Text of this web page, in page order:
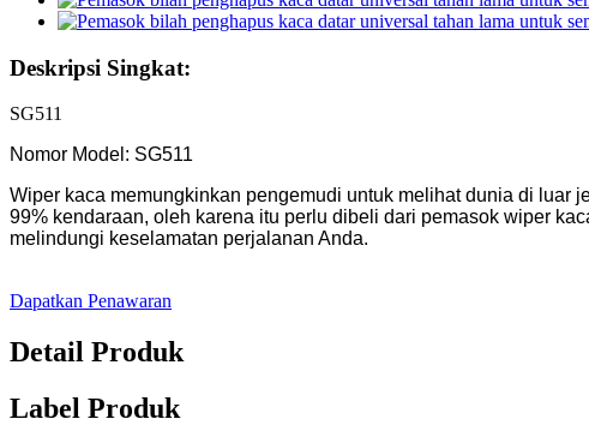
Deskripsi Singkat:
SG511
Nomor Model: SG511
Wiper kaca memungkinkan pengemudi untuk melihat dunia di luar
99% kendaraan, oleh karena itu perlu dibeli dari pemasok wiper
melindungi keselamatan perjalanan Anda.
Dapatkan Penawaran
Detail Produk
Label Produk